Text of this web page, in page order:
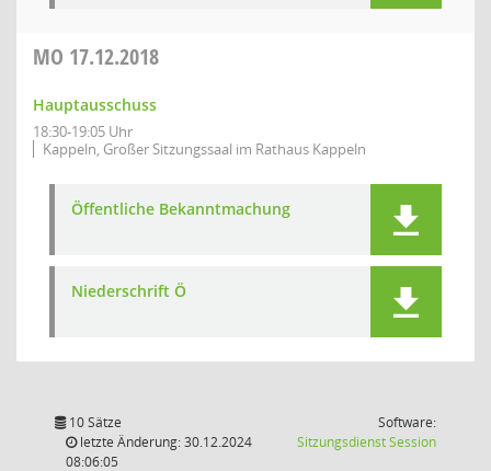
MO 17.12.2018
Hauptausschuss
18:30-19:05 Uhr
Kappeln, Großer Sitzungssaal im Rathaus Kappeln
Öffentliche Bekanntmachung
Niederschrift Ö
10 Sätze
letzte Änderung: 30.12.2024
08:06:05
Software:
SitzungsdienstSession(Wird in